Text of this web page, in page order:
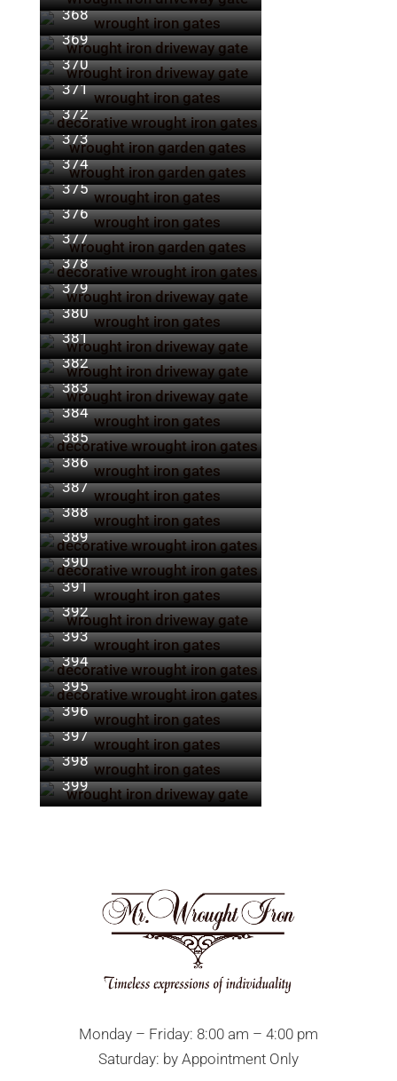
368
369
370
371
372
373
374
375
376
377
378
379
380
381
382
383
384
385
386
387
388
389
390
391
392
393
394
395
396
397
398
399
Monday – Friday: 8:00 am – 4:00 pm
Saturday: by Appointment Only